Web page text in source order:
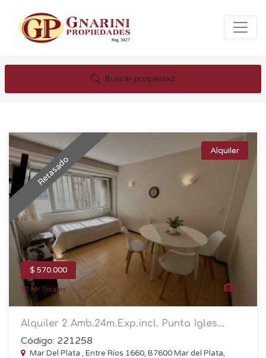
Buscar propiedad
Retasado
Alquiler
$ 570.000
33 M² Totales 21
Alquiler 2 Amb.24m.Exp.incl. Punta Igles...
Código: 221258
Mar Del Plata , Entre Ríos 1660, B7600 Mar del Plata,